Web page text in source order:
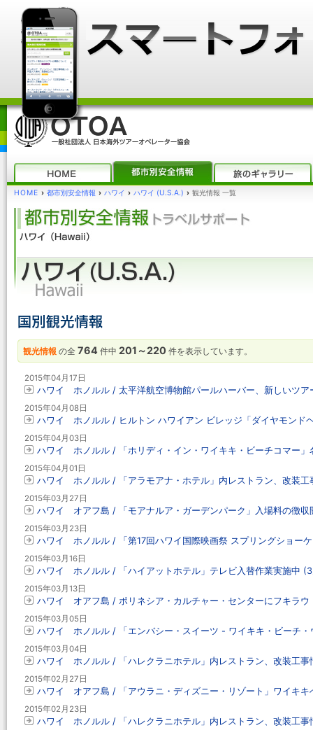
HOME › 都市別安全情報 › ハワイ › ハワイ (U.S.A.) › 観光情報 一覧
観光情報 の全 764 件中 201～220 件を表示しています。
2015年04月17日
ハワイ ホノルル / 太平洋航空博物館パールハーバー、新しいツア
2015年04月08日
ハワイ ホノルル / ヒルトン ハワイアン ビレッジ「ダイヤモンド
2015年04月03日
ハワイ ホノルル / 「ホリディ・イン・ワイキキ・ビーチコマー」
2015年04月01日
ハワイ ホノルル / 「アラモアナ・ホテル」内レストラン、改装工
2015年03月27日
ハワイ オアフ島 / 「モアナルア・ガーデンパーク」入場料の徴収
2015年03月23日
ハワイ ホノルル / 「第17回ハワイ国際映画祭 スプリングショー
2015年03月16日
ハワイ ホノルル / 「ハイアットホテル」テレビ入替作業実施中
2015年03月13日
ハワイ オアフ島 / ポリネシア・カルチャー・センターにフキラウ
2015年03月05日
ハワイ ホノルル / 「エンバシー・スイーツ - ワイキキ・ビーチ・
2015年03月04日
ハワイ ホノルル / 「ハレクラニホテル」内レストラン、改装工事
2015年02月27日
ハワイ オアフ島 / 「アウラニ・ディズニー・リゾート」ワイキ
2015年02月23日
ハワイ ホノルル / 「ハレクラニホテル」内レストラン、改装工事